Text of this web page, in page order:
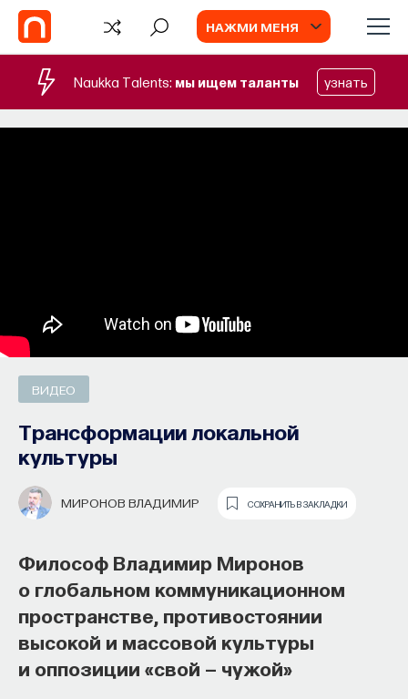
НАЖМИ МЕНЯ
Naukka Talents: мы ищем таланты узнать
ВИДЕО
Трансформации локальной
культуры
МИРОНОВ ВЛАДИМИР СОХРАНИТЬ В ЗАКЛАДКИ
Философ Владимир Миронов
о глобальном коммуникационном
пространстве, противостоянии
высокой и массовой культуры
и оппозиции «свой — чужой»
ВИДЕО
Оптика в живописи Леонардо
да Винчи
МАРИНА СВИДЕРСКАЯ
о Высоком Возрождении, композиции
«Битва при Ангиари» и свете и тени
в картинах Леонардо да Винчи
Леонардо родился в 1452 году, и он значительно
старше всех своих коллег — живописцев,